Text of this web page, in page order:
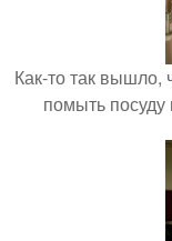
Как-то так вышло,
помыть посуду